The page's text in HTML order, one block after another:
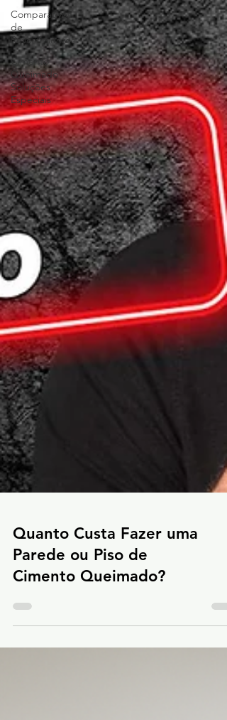
Comparativos
de
Revestimentos
Cimento
Queimado
Soluções
Especiais
Quanto Custa Fazer uma
Parede ou Piso de
Cimento Queimado?